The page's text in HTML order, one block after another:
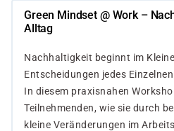
Green Mindset @ Work –
Alltag
Nachhaltigkeit beginnt im
Entscheidungen jedes
In diesem praxisnahen
Teilnehmenden, wie sie durch
kleine Veränderungen im